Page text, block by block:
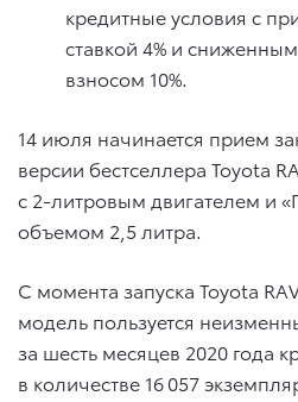
кредитные условия с
ставкой 4% и
взносом 10%.
14 июля начинается прием
версии бестселлера Toyota
с 2-литровым двигателем и
объемом 2,5 литра.
С момента запуска Toyota
модель пользуется
за шесть месяцев 2020 года
в количестве 16 057